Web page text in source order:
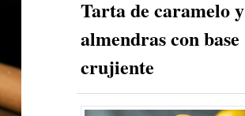
Tarta de caramelo y
almendras con base
crujiente